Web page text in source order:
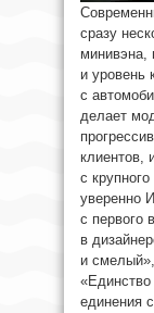
сразу
минивэна,
и уровень
с
делает
клиентов,
с
уверенно
с первого
в
и
единения